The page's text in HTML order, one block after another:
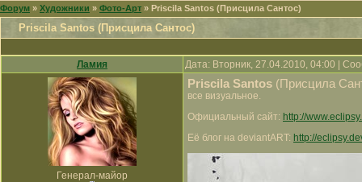
Форум » Художники » Фото-Арт » Priscila Santos (Присцила Сантос)
Priscila Santos (Присцила Сантос)
Ламия Дата: Вторник, 27.04.2010, 04:00 |
Генерал-майор
Priscila Santos (Присцила
все визуальное.
Официальный сайт: http://
Её блог на deviantART: http://